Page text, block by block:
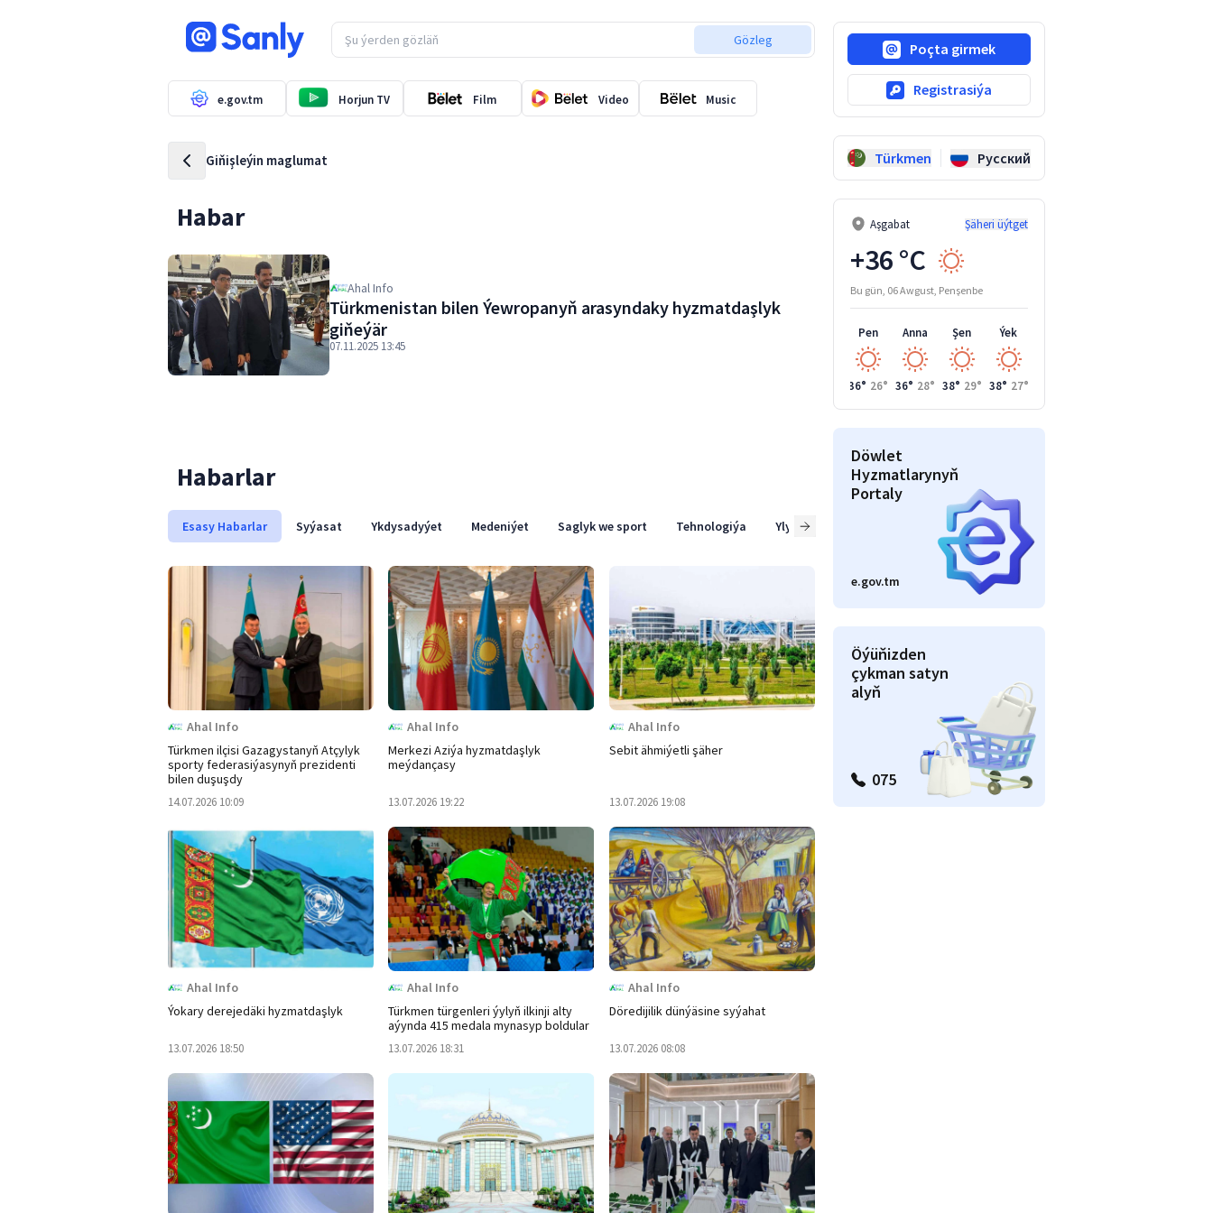
Gözleg
e.gov.tm Horjun TV Film Video Music
Giňişleýin maglumat
Habar
Ahal Info
Türkmenistan bilen Ýewropanyň arasyndaky hyzmatdaşlyk
giňeýär
07.11.2025 13:45
Habarlar
Esasy Habarlar Syýasat Ykdysadyýet Medeniýet Saglyk we sport Tehnologiýa Ylym
Ahal Info
Türkmen ilçisi Gazagystanyň Atçylyk
sporty federasiýasynyň prezidenti
bilen duşuşdy
14.07.2026 10:09
Ahal Info
Merkezi Aziýa hyzmatdaşlyk
meýdançasy
13.07.2026 19:22
Ahal Info
Sebit ähmiýetli şäher
13.07.2026 19:08
Ahal Info
Ýokary derejedäki hyzmatdaşlyk
13.07.2026 18:50
Ahal Info
Türkmen türgenleri ýylyň ilkinji alty
aýynda 415 medala mynasyp boldular
13.07.2026 18:31
Ahal Info
Döredijilik dünýäsine syýahat
13.07.2026 08:08
Poçta girmek
Registrasiýa
Türkmen Русский
Aşgabat Şäheri üýtget
+36 °C
Bu gün, 06 Awgust, Penşenbe
Pen
36° 26°
Anna
36° 28°
Şen
38° 29°
Ýek
38° 27°
Döwlet
Hyzmatlarynyň
Portaly
e.gov.tm
Öýüňizden
çykman satyn
alyň
075